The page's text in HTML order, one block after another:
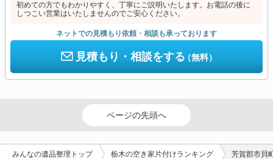
初めての方でもわかりやすく、丁寧にご説明いたします。お電話の後に
しつこい営業はいたしませんのでご安心ください。
ネットでの見積もり依頼・相談も承っております
見積もり・相談をする（無料）
ページの先頭へ
みんなの遺品整理トップ 栃木の空き家片付けランキング 芳賀郡市貝